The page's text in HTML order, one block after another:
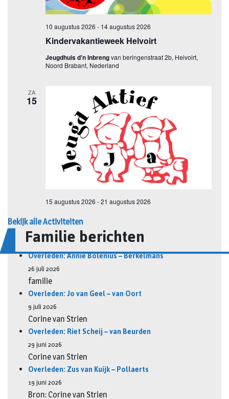
Bekijk alle Activiteiten
Familie berichten
Overleden: Annie Bolenius – Berkelmans
26 juli 2026
familie
Overleden: Jo van Geel – van Oort
9 juli 2026
Corine van Strien
Overleden: Riet Scheij – van Beurden
29 juni 2026
Corine van Strien
Overleden: Zus van Kuijk – Pollaerts
19 juni 2026
Bron: Corine van Strien